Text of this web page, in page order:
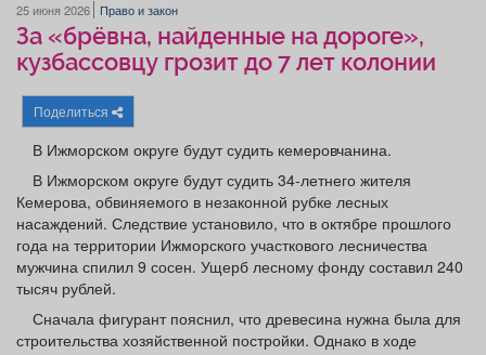
Работа Транспорт
Афиша Обучение Проекты
Товары Поздравления Погода
25 июня 2026 Право и закон
За «брёвна, найденные на дороге»,
кузбассовцу грозит до 7 лет колонии
Поделиться
В Ижморском округе будут судить кемеровчанина.
В Ижморском округе будут судить 34-летнего жителя
Кемерова, обвиняемого в незаконной рубке лесных
насаждений. Следствие установило, что в октябре прошлого
года на территории Ижморского участкового лесничества
мужчина спилил 9 сосен. Ущерб лесному фонду составил 240
тысяч рублей.
Сначала фигурант пояснил, что древесина нужна была для
строительства хозяйственной постройки. Однако в ходе